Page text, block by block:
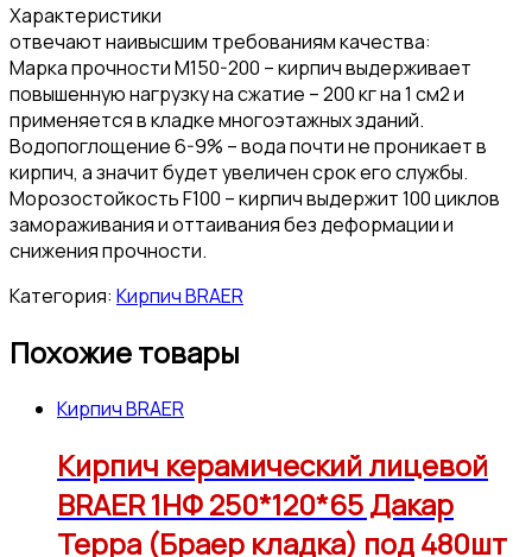
Характеристики
отвечают наивысшим требованиям качества:
Марка прочности М150-200 – кирпич выдерживает
повышенную нагрузку на сжатие – 200 кг на 1 см2 и
применяется в кладке многоэтажных зданий.
Водопоглощение 6-9% – вода почти не проникает в
кирпич, а значит будет увеличен срок его службы.
Морозостойкость F100 – кирпич выдержит 100 циклов
замораживания и оттаивания без деформации и
снижения прочности.
Категория: Кирпич BRAER
Похожие товары
Кирпич BRAER
Кирпич керамический лицевой
BRAER 1НФ 250*120*65 Дакар
Терра (Браер кладка) под 480шт